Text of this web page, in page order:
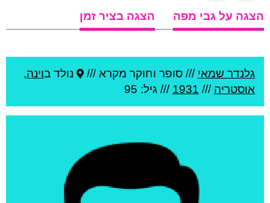
הצגה על גבי מפה
הצגה בציר זמן
גלנדר שמאי /// סופר וחוקר מקרא /// נולד בוינה,
אוסטריה ///
1931 /// גיל: 95